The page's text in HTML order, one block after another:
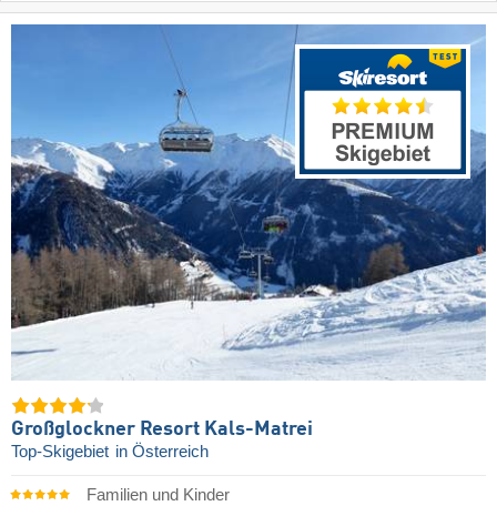
Großglockner Resort Kals-Matrei
Top-Skigebiet in Österreich
Familien und Kinder